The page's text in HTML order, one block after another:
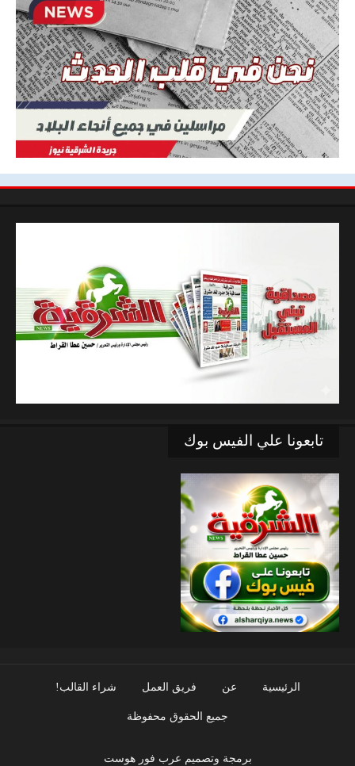
تابعونا علي الفيس بوك
الرئيسية عن فريق العمل شراء القالب!
جميع الحقوق محفوظة
برمجة وتصميم عرب فور هوست